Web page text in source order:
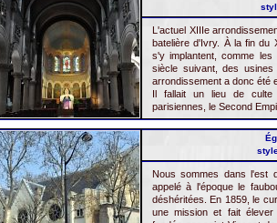
L'actuel XIIIe
batelière d'Ivry. À la fin du
s'y implantent, comme
siècle suivant, des usines
arrondissement a donc été
Il fallait un lieu de culte
parisiennes, le Second
Nous sommes dans l'est
appelé à l'époque le
déshéritées. En 1859, le
une mission et fait élever